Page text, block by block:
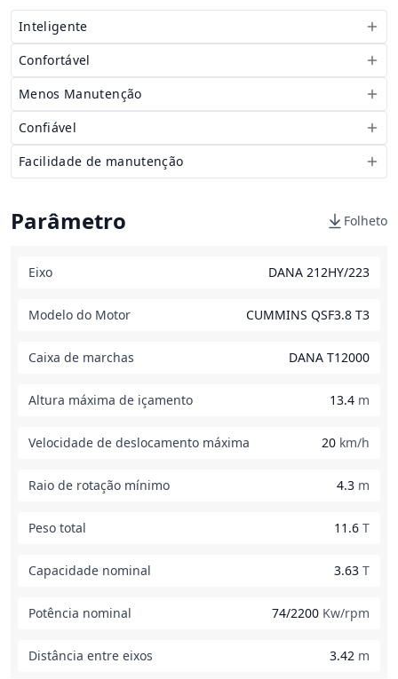
Inteligente
Confortável
Menos Manutenção
Confiável
Facilidade de manutenção
Parâmetro Folheto
Eixo DANA 212HY/223
Modelo do Motor CUMMINS QSF3.8 T3
Caixa de marchas DANA T12000
Altura máxima de içamento 13.4 m
Velocidade de deslocamento máxima 20 km/h
Raio de rotação mínimo 4.3 m
Peso total 11.6 T
Capacidade nominal 3.63 T
Potência nominal 74/2200 Kw/rpm
Distância entre eixos 3.42 m